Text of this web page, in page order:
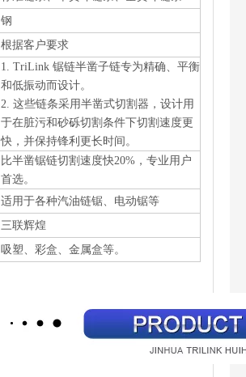
钢
根据客户要求
1. TriLink 锯链半凿子链专为精确、平衡
和低振动而设计。
2. 这些链条采用半凿式切割器，设计用
于在脏污和砂砾切割条件下切割速度更
快，并保持锋利更长时间。
比半凿锯链切割速度快20%，专业用户
首选。
适用于各种汽油链锯、电动锯等
三联辉煌
吸塑、彩盒、金属盒等。